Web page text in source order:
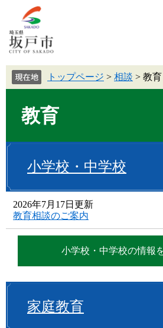
トップページ > 相談 > 教育
教育
小学校・中学校
2026年7月17日更新
教育相談のご案内
小学校・中学校の情報
家庭教育